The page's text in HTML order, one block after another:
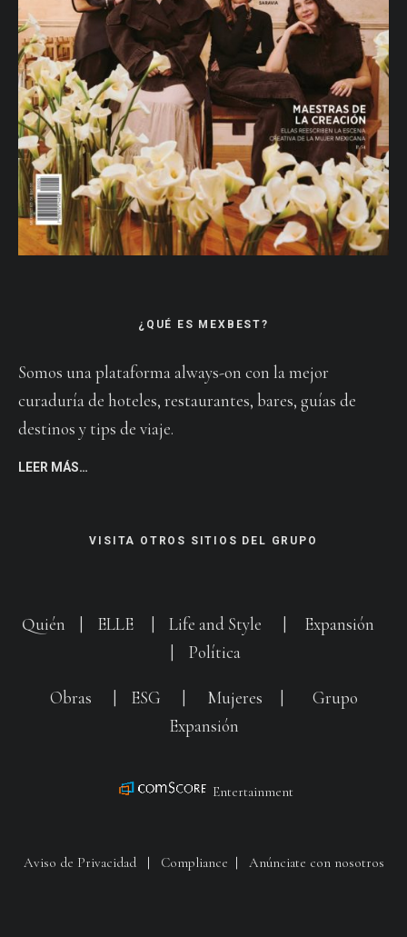
¿QUÉ ES MEXBEST?
Somos una plataforma always-on con la mejor
curaduría de hoteles, restaurantes, bares, guías de
destinos y tips de viaje.
LEER MÁS…
VISITA OTROS SITIOS DEL GRUPO
Quién ELLE Life and Style
Expansión
Política
Obras ESG Mujeres
Grupo
Expansión
Entertainment
Aviso de Privacidad| Compliance | Anúnciate con nosotros